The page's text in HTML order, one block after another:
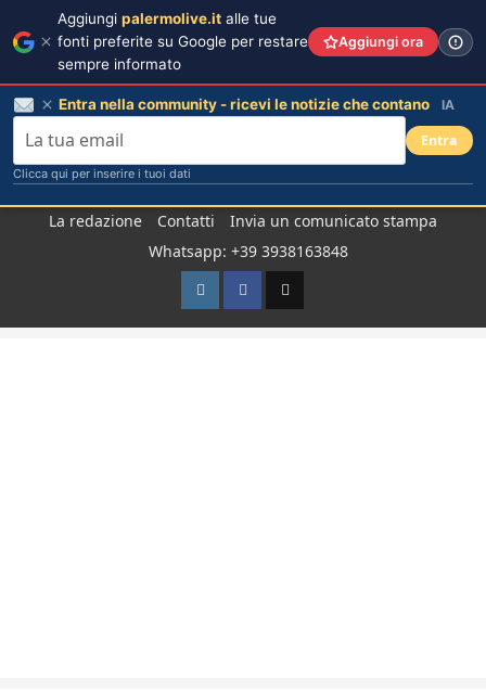
La redazione Contatti
Invia un comunicato stampa
Whatsapp: +39 3938163848
InstagramFacebook
TikTok
Aggiungi palermolive.it alle tue
fonti preferite su Google per restare
sempre informato
Aggiungi ora
Entra nella community - ricevi le notizie che contano IA
Entra
Clicca qui per inserire i tuoi dati